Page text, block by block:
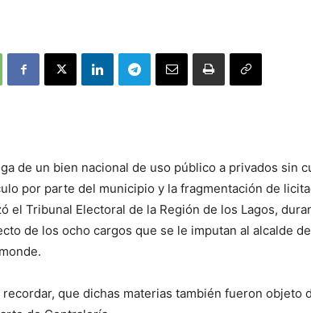
de un bien nacional de uso público a privados sin
por parte del municipio y la fragmentación de
el Tribunal Electoral de la Región de los Lagos,
de los ocho cargos que se le imputan al alcalde
recordar, que dichas materias también fueron objeto